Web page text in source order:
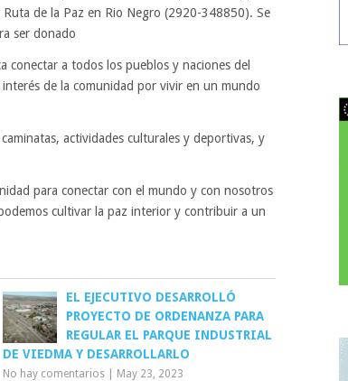
de la Paz en Rio Negro (2920-348850). Se
ser donado
conectar a todos los pueblos y naciones del
de la comunidad por vivir en un mundo
actividades culturales y deportivas, y
para conectar con el mundo y con nosotros
cultivar la paz interior y contribuir a un
EL EJECUTIVO DESARROLLÓ
PROYECTO DE ORDENANZA PARA
REGULAR EL PARQUE INDUSTRIAL
DE VIEDMA Y DESARROLLARLO
No hay comentarios May 23, 2023